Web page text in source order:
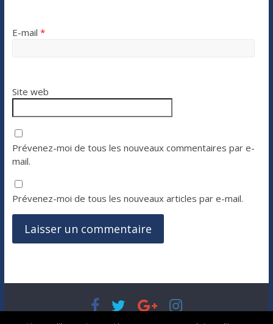
E-mail *
Site web
Prévenez-moi de tous les nouveaux commentaires par e-
mail.
Prévenez-moi de tous les nouveaux articles par e-mail.